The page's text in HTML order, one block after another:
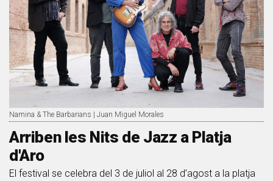
Namina & The Barbarians | Juan Miguel Morales
Arriben les Nits de Jazz a Platja
d'Aro
El festival se celebra del 3 de juliol al 28 d’agost a la platja